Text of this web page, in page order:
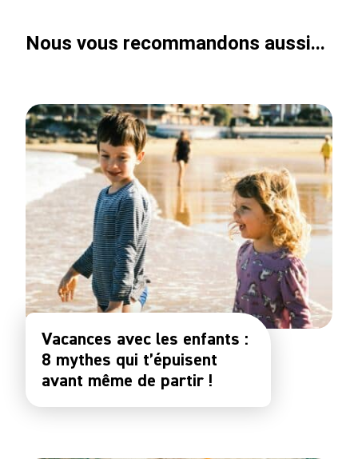
Nous vous recommandons aussi...
Vacances avec les enfants :
8 mythes qui t’épuisent
avant même de partir !